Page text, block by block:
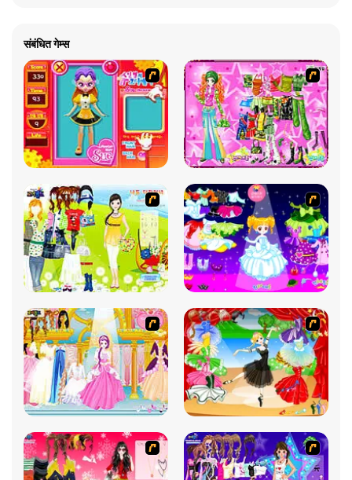
संबंधित गेम्स